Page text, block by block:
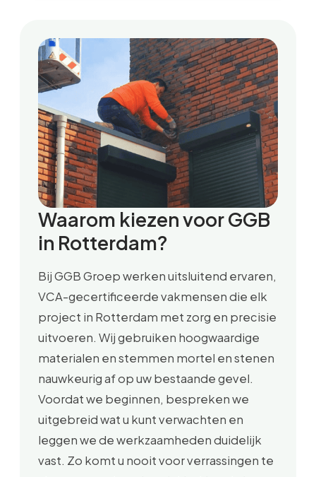
Waarom kiezen voor GGB
in Rotterdam?
Bij GGB Groep werken uitsluitend ervaren,
VCA-gecertificeerde vakmensen die elk
project in Rotterdam met zorg en precisie
uitvoeren. Wij gebruiken hoogwaardige
materialen en stemmen mortel en stenen
nauwkeurig af op uw bestaande gevel.
Voordat we beginnen, bespreken we
uitgebreid wat u kunt verwachten en
leggen we de werkzaamheden duidelijk
vast. Zo komt u nooit voor verrassingen te